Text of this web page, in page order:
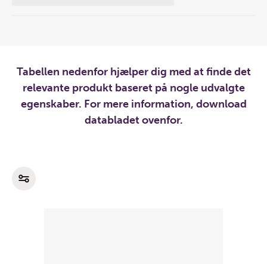
Tabellen nedenfor hjælper dig med at finde det
relevante produkt baseret på nogle udvalgte
egenskaber. For mere information, download
databladet ovenfor.